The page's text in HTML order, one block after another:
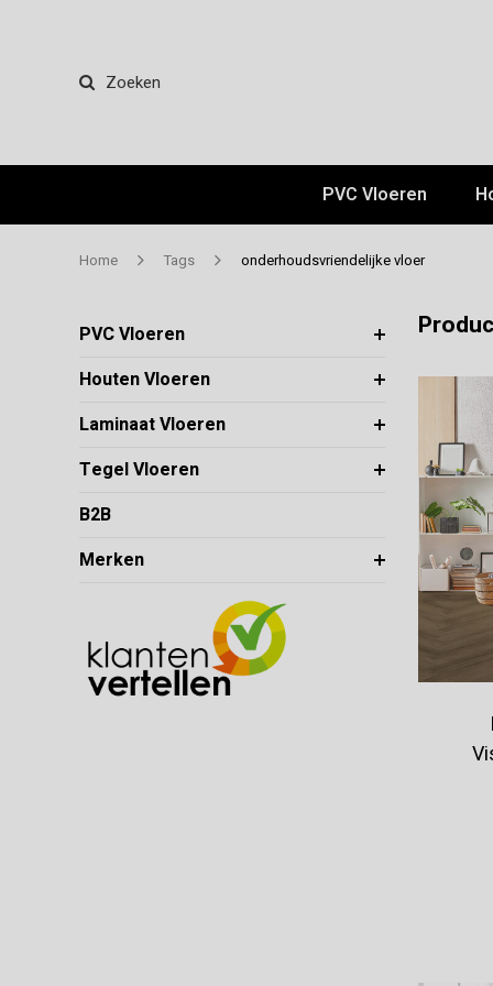
Zoeken
PVC Vloeren
Home Tags onderhoudsvriendelijke vloer
PVC Vloeren
Houten Vloeren
Laminaat Vloeren
Tegel Vloeren
B2B
Merken